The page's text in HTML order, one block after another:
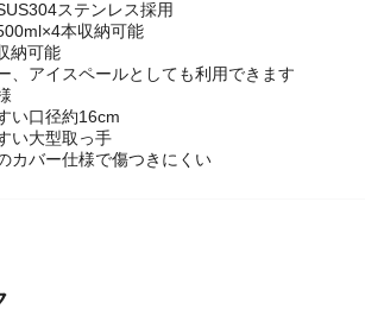
長時間保冷をキープ
ステンレス採用
本収納可能
納可能
、アイスペールとしても利用できます
い口径約16cm
い大型取っ手